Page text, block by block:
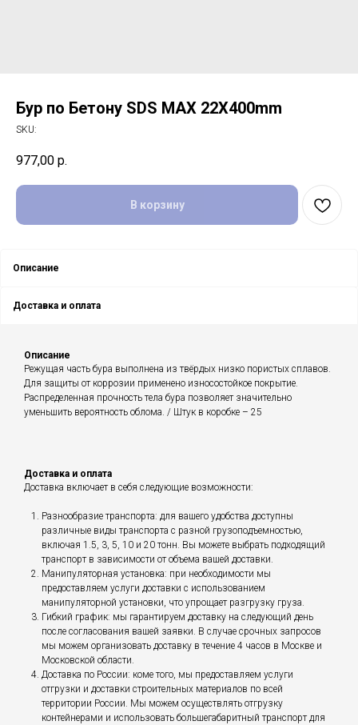
Бур пo Бетону SDS MAX 22X400mm
SKU:
977,00 р.
В корзину
Описание
Доставка и оплата
Описание
Режущая часть бура выполнена из твёрдых низко пористых сплавов.
Для защиты от коррозии применено износостойкое покрытие.
Распределенная прочность тела бура позволяет значительно
уменьшить вероятность облома. / Штук в коробке – 25
Доставка и оплата
Доставка включает в себя следующие возможности:
Разнообразие транспорта: для вашего удобства доступны
различные виды транспорта с разной грузоподъемностью,
включая 1.5, 3, 5, 10 и 20 тонн. Вы можете выбрать подходящий
транспорт в зависимости от объема вашей доставки.
Манипуляторная установка: при необходимости мы
предоставляем услуги доставки с использованием
манипуляторной установки, что упрощает разгрузку груза.
Гибкий график: мы гарантируем доставку на следующий день
после согласования вашей заявки. В случае срочных запросов
мы можем организовать доставку в течение 4 часов в Москве и
Московской области.
Доставка по России: коме того, мы предоставляем услуги
отгрузки и доставки строительных материалов по всей
территории России. Мы можем осуществлять отгрузку
контейнерами и использовать большегабаритный транспорт для